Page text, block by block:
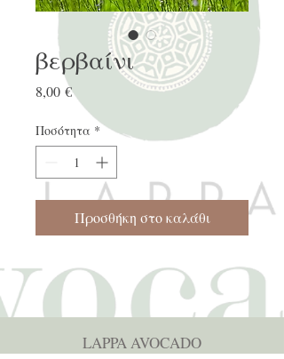
βερβαίνι
8,00 €Τιμή
Ποσότητα *
Προσθήκη στο καλάθι
LAPPA AVOCADO